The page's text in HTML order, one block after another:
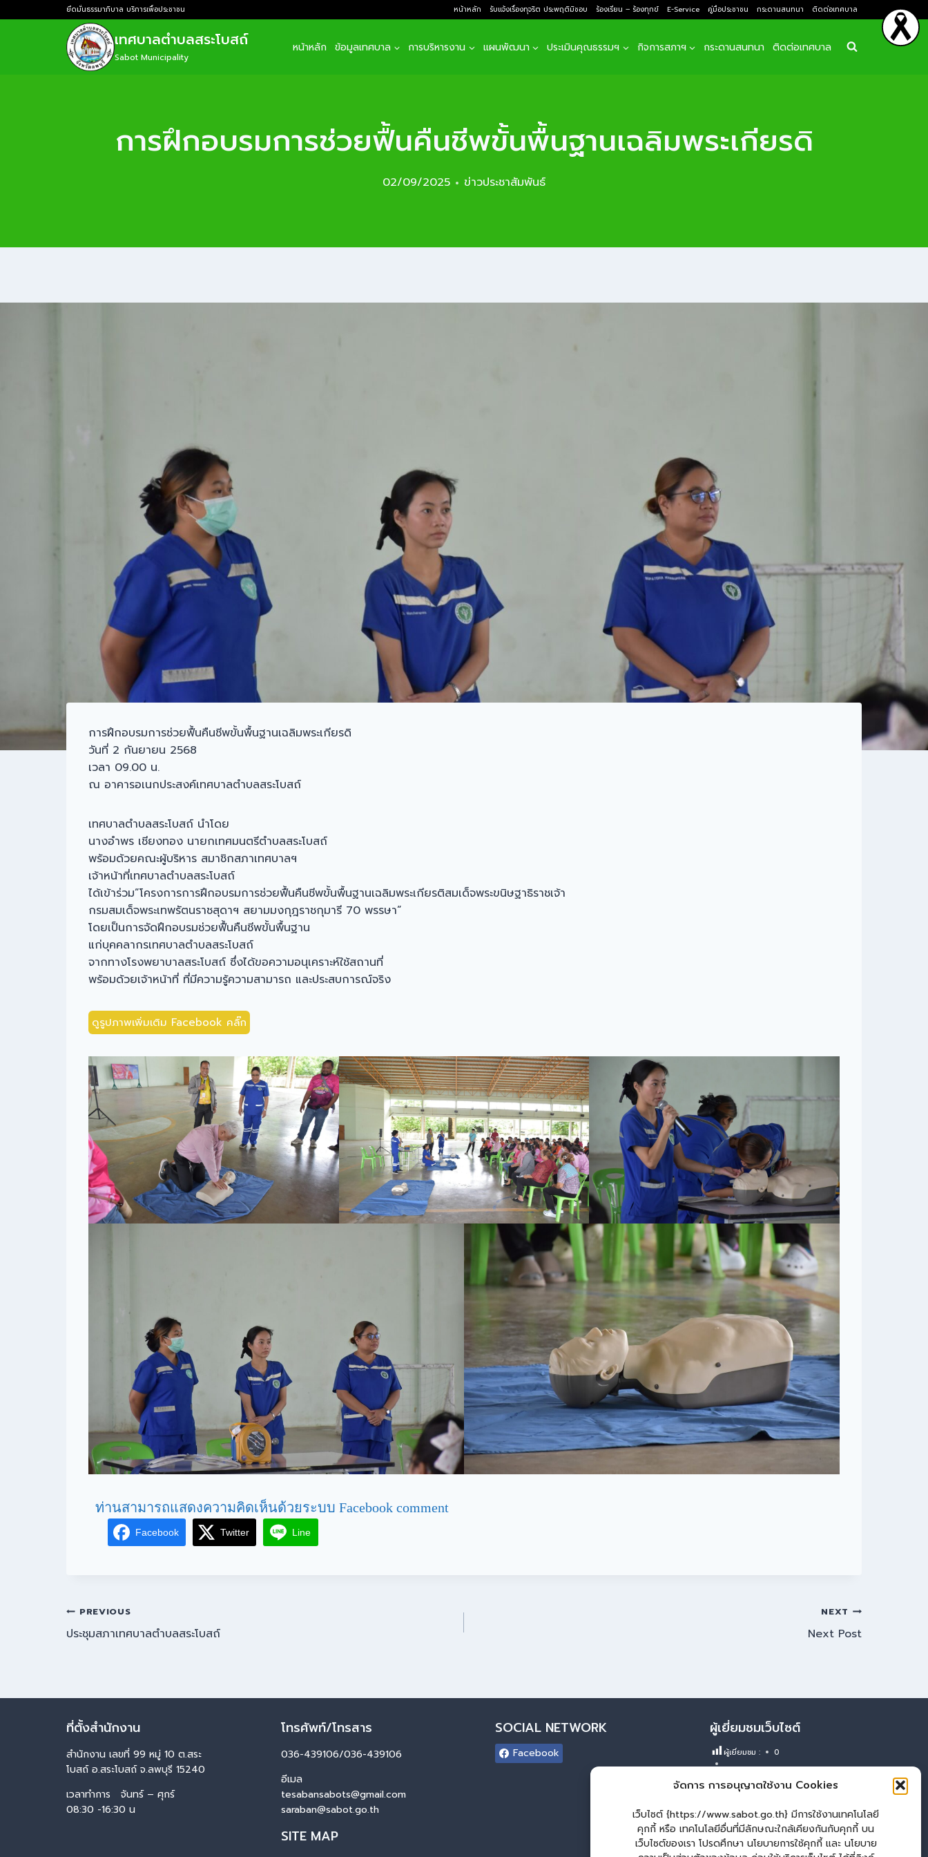
จัดการ การอนุญาตใช้งาน Cookies
เว็บไซต์ {https://www.sabot.go.th} มีการใช้งานเทคโนโลยี
คุกกี้ หรือ เทคโนโลยีอื่นที่มีลักษณะใกล้เคียงกันกับคุกกี้ บน
เว็บไซต์ของเรา โปรดศึกษา นโยบายการใช้คุกกี้ และ นโยบาย
ยึดมั่นธรรมาภิบาล บริการเพื่อประชาชน หน้าหลัก รับแจ้งเรื่องทุจริต ประพฤติมิชอบ ร้องเรียน – ร้องทุกข์ E-Service คู่มือประชาชน กระดานสนทนา ติดต่อเทศบาล
เทศบาลตำบลสระโบสถ์
Sabot Municipality
หน้าหลัก ข้อมูลเทศบาล การบริหารงาน แผนพัฒนา ประเมินคุณธรรมฯ กิจการสภาฯ กระดานสนทนา ติดต่อเทศบาล
การฝึกอบรมการช่วยฟื้นคืนชีพขั้นพื้นฐานเฉลิมพระเกียรดิ
02/09/2025 ข่าวประชาสัมพันธ์
การฝึกอบรมการช่วยฟื้นคืนชีพขั้นพื้นฐานเฉลิมพระเกียรดิ
วันที่ 2 กันยายน 2568
เวลา 09.00 น.
ณ อาคารอเนกประสงค์เทศบาลตำบลสระโบสถ์
เทศบาลตำบลสระโบสถ์ นำโดย
นางอำพร เชียงทอง นายกเทศมนตรีตำบลสระโบสถ์
พร้อมด้วยคณะผู้บริหาร สมาชิกสภาเทศบาลฯ
เจ้าหน้าที่เทศบาลตำบลสระโบสถ์
ได้เข้าร่วม”โครงการการฝึกอบรมการช่วยฟื้นคืนชีพขั้นพื้นฐานเฉลิมพระเกียรติสมเด็จพระขนิษฐาธิราชเจ้า
กรมสมเด็จพระเทพรัตนราชสุดาฯ สยามมงกุฎราชกุมารี 70 พรรษา”
โดยเป็นการจัดฝึกอบรมช่วยฟื้นคืนชีพขั้นพื้นฐาน
แก่บุคคลากรเทศบาลตำบลสระโบสถ์
จากทางโรงพยาบาลสระโบสถ์ ซึ่งได้ขอความอนุเคราะห์ใช้สถานที่
พร้อมด้วยเจ้าหน้าที่ ที่มีความรู้ความสามารถ และประสบการณ์จริง
ดูรูปภาพเพิ่มเติม Facebook คลิ๊ก
ท่านสามารถแสดงความคิดเห็นด้วยระบบ Facebook comment
Facebook Twitter Line
PREVIOUS
ประชุมสภาเทศบาลตำบลสระโบสถ์
NEXT
Next Post
ที่ตั้งสำนักงาน
สำนักงาน เลขที่ 99 หมู่ 10 ต.สระ
โบสถ์ อ.สระโบสถ์ จ.ลพบุรี 15240
เวลาทำการ จันทร์ – ศุกร์
08:30 -16:30 น
โทรศัพท์/โทรสาร
036-439106/036-439106
อีเมล
tesabansabots@gmail.com
saraban@sabot.go.th
SITE MAP
SOCIAL NETWORK
Facebook
ผู้เยี่ยมชมเว็บไซต์
ผู้เยี่ยมชม : 0
เข้าสู่ระบบ
จัดทำเว็บไซต์
LopburiWebDesign